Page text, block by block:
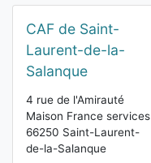
CAF de Saint-
Laurent-de-la-
Salanque
4 rue de l'Amirauté
Maison France services
66250 Saint-Laurent-
de-la-Salanque